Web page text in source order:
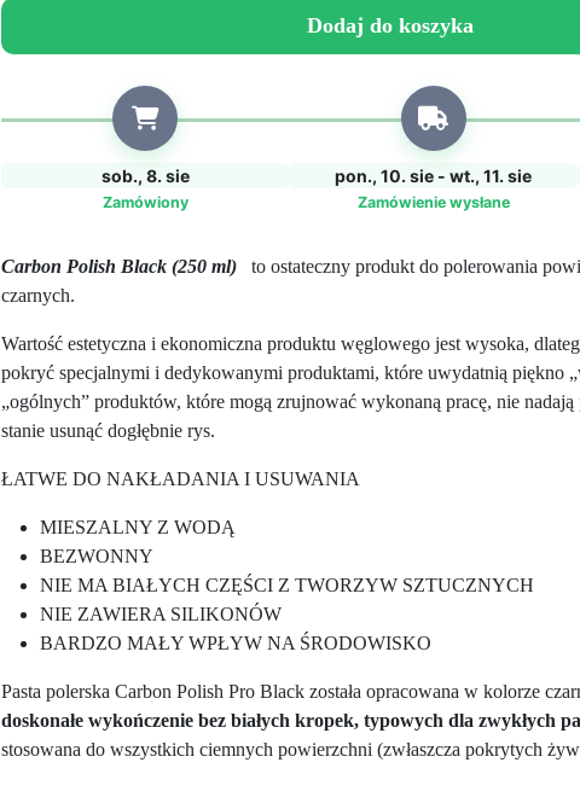
powierzchni
-
polerska
i
kevlaru
Dodaj do koszyka
sob., 8. sie
Zamówiony
pon., 10. sie - wt., 11. sie
Zamówienie wysłane
Carbon Polish Black (250 ml) to ostateczny produkt do polerowania
czarnych.
Wartość estetyczna i ekonomiczna produktu węglowego jest wysoka,
pokryć specjalnymi i dedykowanymi produktami, które uwydatnią piękno
„ogólnych” produktów, które mogą zrujnować wykonaną pracę, nie nadają
stanie usunąć dogłębnie rys.
ŁATWE DO NAKŁADANIA I USUWANIA
MIESZALNY Z WODĄ
BEZWONNY
NIE MA BIAŁYCH CZĘŚCI Z TWORZYW SZTUCZNYCH
NIE ZAWIERA SILIKONÓW
BARDZO MAŁY WPŁYW NA ŚRODOWISKO
Pasta polerska Carbon Polish Pro Black została opracowana w kolorze
doskonałe wykończenie bez białych kropek, typowych dla zwykłych
stosowana do wszystkich ciemnych powierzchni (zwłaszcza pokrytych